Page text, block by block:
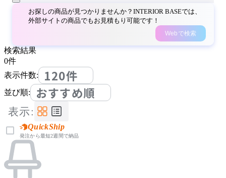
お探しの商品が見つかりませんか？INTERIOR BASEでは、
外部サイトの商品でもお見積もり可能です！
Webで検索
検索結果
0件
表示件数:
120件
並び順: おすすめ順
表示:
QuickShip
発注から最短2週間で納品